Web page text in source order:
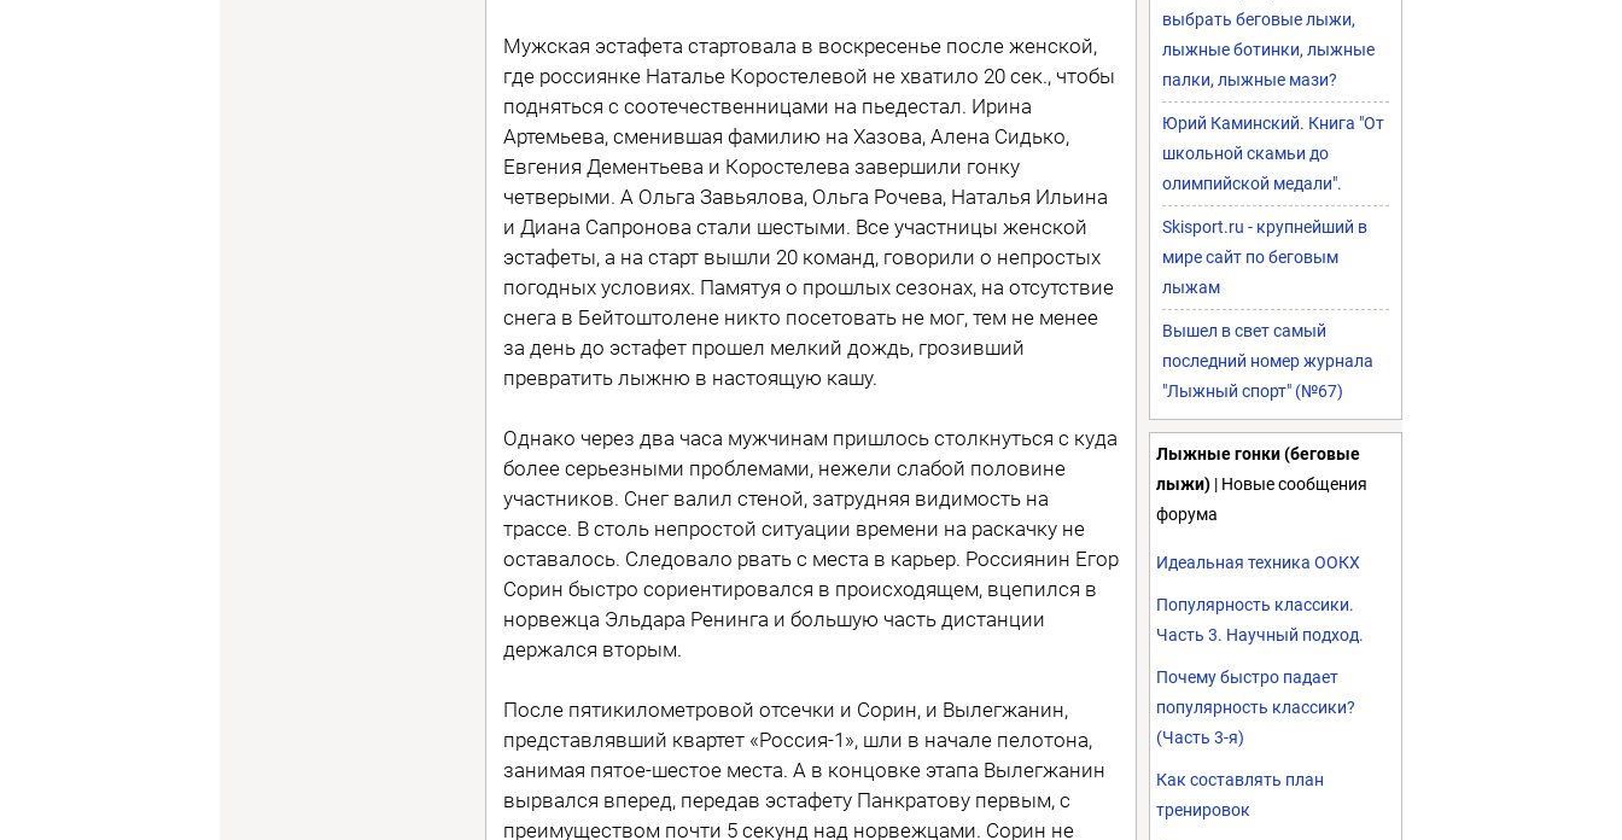
Мужская эстафета стартовала в воскресенье после женской,
где россиянке Наталье Коростелевой не хватило 20 сек., чтобы
подняться с соотечественницами на пьедестал. Ирина
Артемьева, сменившая фамилию на Хазова, Алена Сидько,
Евгения Дементьева и Коростелева завершили гонку
четверыми. А Ольга Завьялова, Ольга Рочева, Наталья Ильина
и Диана Сапронова стали шестыми. Все участницы женской
эстафеты, а на старт вышли 20 команд, говорили о непростых
погодных условиях. Памятуя о прошлых сезонах, на отсутствие
снега в Бейтоштолене никто посетовать не мог, тем не менее
за день до эстафет прошел мелкий дождь, грозивший
превратить лыжню в настоящую кашу.
Однако через два часа мужчинам пришлось столкнуться с куда
более серьезными проблемами, нежели слабой половине
участников. Снег валил стеной, затрудняя видимость на
трассе. В столь непростой ситуации времени на раскачку не
оставалось. Следовало рвать с места в карьер. Россиянин Егор
Сорин быстро сориентировался в происходящем, вцепился в
норвежца Эльдара Ренинга и большую часть дистанции
держался вторым.
После пятикилометровой отсечки и Сорин, и Вылегжанин,
представлявший квартет «Россия-1», шли в начале пелотона,
занимая пятое-шестое места. А в концовке этапа Вылегжанин
вырвался вперед, передав эстафету Панкратову первым, с
преимуществом почти 5 секунд над норвежцами. Сорин не
выбрать беговые лыжи,
лыжные ботинки, лыжные
палки, лыжные мази?
Юрий Каминский. Книга "От
школьной скамьи до
олимпийской медали".
Skisport.ru - крупнейший в
мире сайт по беговым
лыжам
Вышел в свет самый
последний номер журнала
"Лыжный спорт" (№67)
Лыжные гонки (беговые
лыжи) | Новые сообщения
форума
Идеальная техника ООКХ
Популярность классики.
Часть 3. Научный подход.
Почему быстро падает
популярность классики?
(Часть 3-я)
Как составлять план
тренировок